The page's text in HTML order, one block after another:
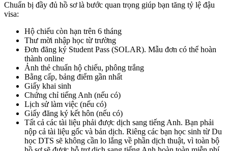
Chuẩn bị đầy đủ hồ sơ là bước quan trọng giúp bạn tăng tỷ lệ đậu
visa:
Hộ chiếu còn hạn trên 6 tháng
Thư mời nhập học từ trường
Đơn đăng ký Student Pass (SOLAR). Mẫu đơn có thể hoàn
thành online
Ảnh thẻ chuẩn hộ chiếu, phông trắng
Bằng cấp, bảng điểm gần nhất
Giấy khai sinh
Chứng chỉ tiếng Anh (nếu có)
Lịch sử làm việc (nếu có)
Giấy đăng ký kết hôn (nếu có)
Tất cả các tài liệu phải được dịch sang tiếng Anh. Bạn phải
nộp cả tài liệu gốc và bản dịch. Riêng các bạn học sinh từ Du
học DTS sẽ không cần lo lắng về phần dịch thuật, vì toàn bộ